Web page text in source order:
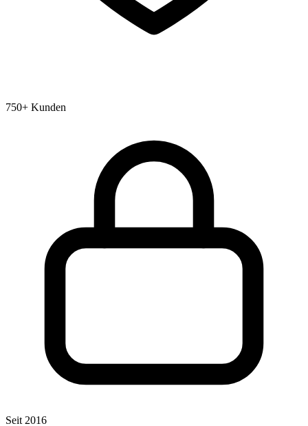
750+ Kunden
Seit 2016